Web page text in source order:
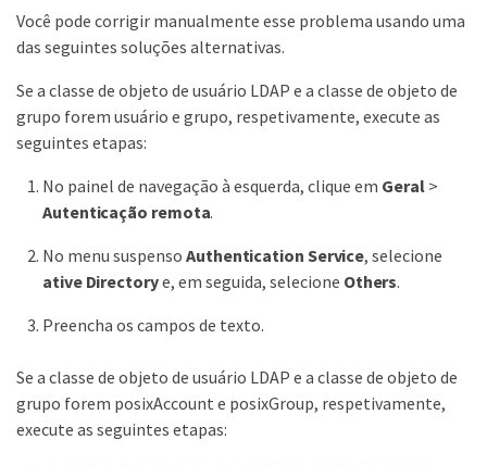
Você pode corrigir manualmente esse problema usando uma
das seguintes soluções alternativas.
Se a classe de objeto de usuário LDAP e a classe de objeto de
grupo forem usuário e grupo, respetivamente, execute as
seguintes etapas:
No painel de navegação à esquerda, clique em Geral>
Autenticação remota.
No menu suspenso Authentication Service, selecione
ative Directorye, em seguida, selecione Others.
Preencha os campos de texto.
Se a classe de objeto de usuário LDAP e a classe de objeto de
grupo forem posixAccount e posixGroup, respetivamente,
execute as seguintes etapas: